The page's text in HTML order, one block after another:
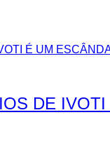
DE